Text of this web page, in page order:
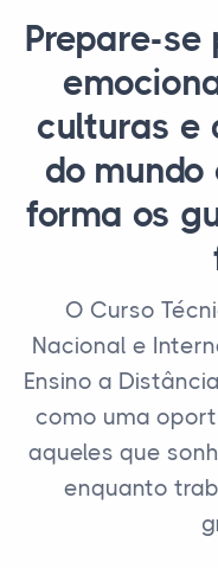
Prepare-
culturas e
do mundo
forma os
O Curso
Nacional e
Ensino a
como uma
aqueles que
enquanto